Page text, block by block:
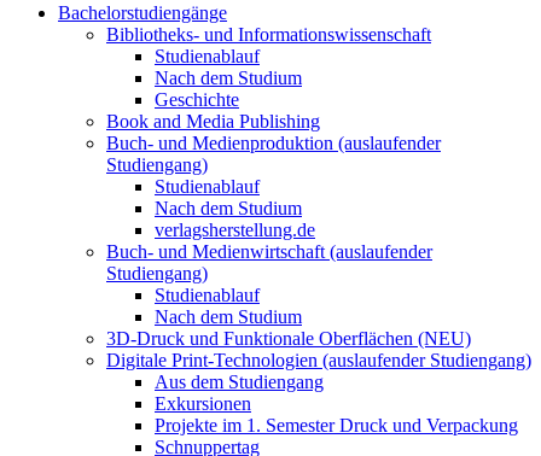
Bachelorstudiengänge
Bibliotheks- und Informationswissenschaft
Studienablauf
Nach dem Studium
Geschichte
Book and Media Publishing
Buch- und Medienproduktion (auslaufender
Studiengang)
Studienablauf
Nach dem Studium
verlagsherstellung.de
Buch- und Medienwirtschaft (auslaufender
Studiengang)
Studienablauf
Nach dem Studium
3D-Druck und Funktionale Oberflächen (NEU)
Digitale Print-Technologien (auslaufender Studiengang)
Aus dem Studiengang
Exkursionen
Projekte im 1. Semester Druck und Verpackung
Schnuppertag